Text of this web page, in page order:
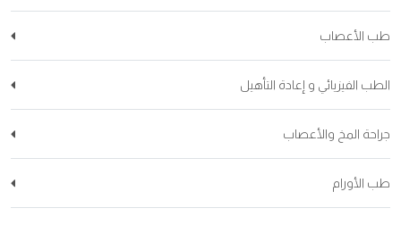
طب الأعصاب
الطب الفيزيائي و إعادة التأهيل
جراحة المخ والأعصاب
طب الأورام